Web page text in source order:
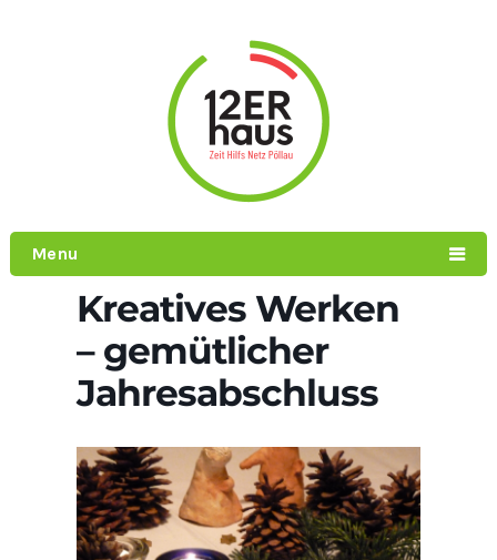
Menu
Kreatives Werken
– gemütlicher
Jahresabschluss